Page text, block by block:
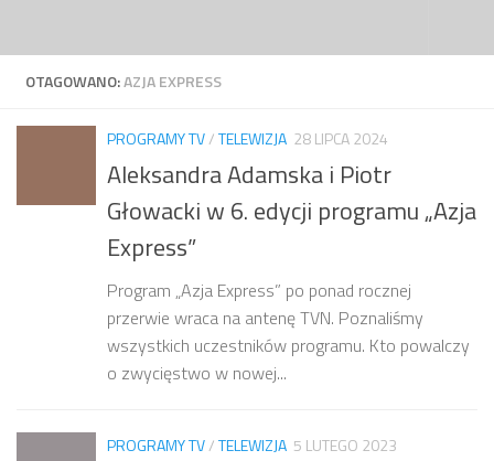
OTAGOWANO:AZJA EXPRESS
PROGRAMY TV/TELEWIZJA 28 LIPCA 2024
Aleksandra Adamska i Piotr
Głowacki w 6. edycji programu „Azja
Express”
Program „Azja Express” po ponad rocznej
przerwie wraca na antenę TVN. Poznaliśmy
wszystkich uczestników programu. Kto powalczy
o zwycięstwo w nowej...
PROGRAMY TV/TELEWIZJA 5 LUTEGO 2023